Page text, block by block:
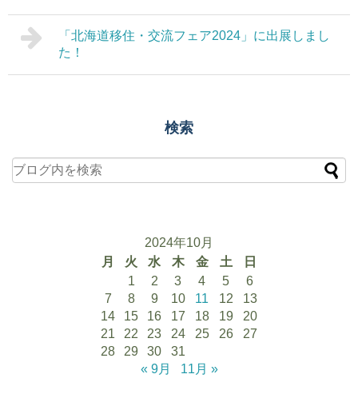
「北海道移住・交流フェア2024」に出展しまし
た！
検索
2024年10月
月
火 水 木 金 土
日
1
2 3 4 5
6
7
8 9 10 11 12
13
14
15 16 17 18 19
20
21
22 23 24 25 26
27
28
29 30
31
« 9月
11月 »